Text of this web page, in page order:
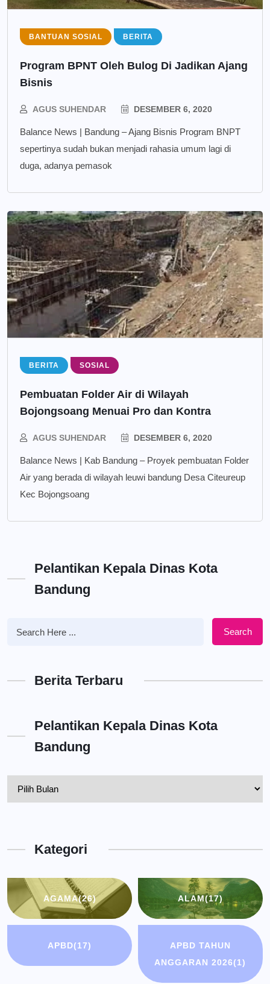
BANTUAN SOSIAL BERITA
Program BPNT Oleh Bulog Di Jadikan Ajang
Bisnis
AGUS SUHENDAR DESEMBER 6, 2020
Balance News | Bandung – Ajang Bisnis Program BNPT
sepertinya sudah bukan menjadi rahasia umum lagi di
duga, adanya pemasok
BERITA SOSIAL
Pembuatan Folder Air di Wilayah
Bojongsoang Menuai Pro dan Kontra
AGUS SUHENDAR DESEMBER 6, 2020
Balance News | Kab Bandung – Proyek pembuatan Folder
Air yang berada di wilayah leuwi bandung Desa Citeureup
Kec Bojongsoang
Pelantikan Kepala Dinas Kota
Bandung
Search
Berita Terbaru
Pelantikan Kepala Dinas Kota
Bandung
BandungKategori
AGAMA(26) ALAM(17)
APBD(17)
APBD TAHUN
ANGGARAN 2026(1)